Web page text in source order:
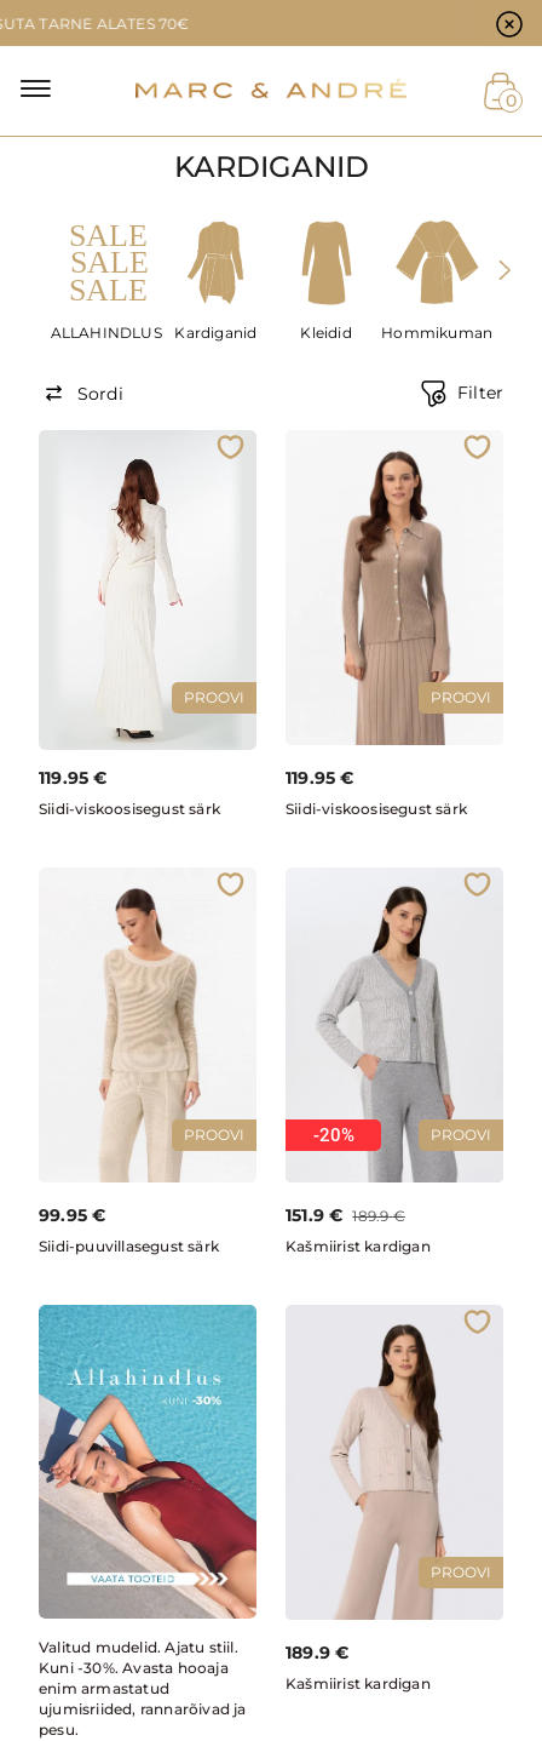
0
TARNE ALATES 70€
KARDIGANID
ALLAHINDLUS Kardiganid Kleidid Hommikumantlid
Sordi Filter
PROOVI
119.95 €
Siidi-viskoosisegust särk
PROOVI
119.95 €
Siidi-viskoosisegust särk
PROOVI
99.95 €
Siidi-puuvillasegust särk
PROOVI
-20%
151.9 € 189.9 €
Kašmiirist kardigan
Valitud mudelid. Ajatu stiil.
Kuni -30%. Avasta hooaja
enim armastatud
ujumisriided, rannarõivad ja
pesu.
PROOVI
189.9 €
Kašmiirist kardigan